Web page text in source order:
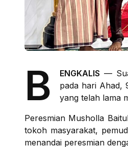
B ENGKALIS —
pada hari Ahad,
yang telah lama
Peresmian Musholla
tokoh masyarakat,
menandai peresmian